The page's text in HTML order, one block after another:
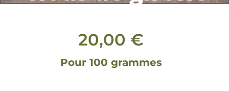
20,00 €
Pour 100 grammes